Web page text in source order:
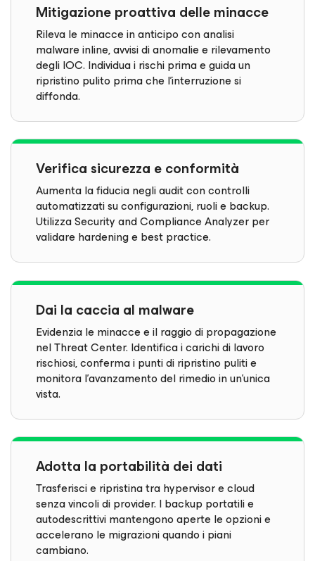
Mitigazione proattiva delle minacce
Rileva le minacce in anticipo con analisi
malware inline, avvisi di anomalie e rilevamento
degli IOC. Individua i rischi prima e guida un
ripristino pulito prima che l'interruzione si
diffonda.
Verifica sicurezza e conformità
Aumenta la fiducia negli audit con controlli
automatizzati su configurazioni, ruoli e backup.
Utilizza Security and Compliance Analyzer per
validare hardening e best practice.
Dai la caccia al malware
Evidenzia le minacce e il raggio di propagazione
nel Threat Center. Identifica i carichi di lavoro
rischiosi, conferma i punti di ripristino puliti e
monitora l'avanzamento del rimedio in un'unica
vista.
Adotta la portabilità dei dati
Trasferisci e ripristina tra hypervisor e cloud
senza vincoli di provider. I backup portatili e
autodescrittivi mantengono aperte le opzioni e
accelerano le migrazioni quando i piani
cambiano.